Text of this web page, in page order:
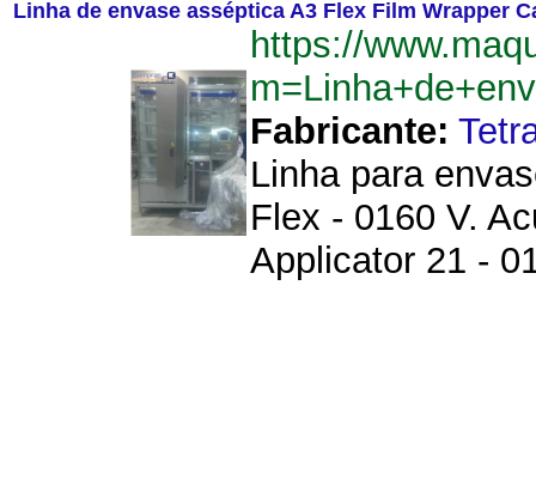
Linha de envase asséptica A3 Flex Film Wrapper
https://
Fabricante:
Linha para
Flex - 0160 V.
Applicator 21 -